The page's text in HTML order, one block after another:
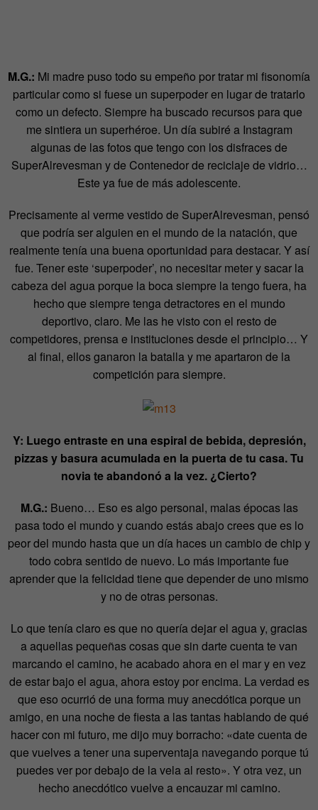
M.G.: Mi madre puso todo su empeño por tratar mi fisonomía
particular como si fuese un superpoder en lugar de tratarlo
como un defecto. Siempre ha buscado recursos para que
me sintiera un superhéroe. Un día subiré a Instagram
algunas de las fotos que tengo con los disfraces de
SuperAlrevesman y de Contenedor de reciclaje de vidrio…
Este ya fue de más adolescente.
Precisamente al verme vestido de SuperAlrevesman, pensó
que podría ser alguien en el mundo de la natación, que
realmente tenía una buena oportunidad para destacar. Y así
fue. Tener este ‘superpoder’, no necesitar meter y sacar la
cabeza del agua porque la boca siempre la tengo fuera, ha
hecho que siempre tenga detractores en el mundo
deportivo, claro. Me las he visto con el resto de
competidores, prensa e instituciones desde el principio… Y
al final, ellos ganaron la batalla y me apartaron de la
competición para siempre.
Y: Luego entraste en una espiral de bebida, depresión,
pizzas y basura acumulada en la puerta de tu casa. Tu
novia te abandonó a la vez. ¿Cierto?
M.G.: Bueno… Eso es algo personal, malas épocas las
pasa todo el mundo y cuando estás abajo crees que es lo
peor del mundo hasta que un día haces un cambio de chip y
todo cobra sentido de nuevo. Lo más importante fue
aprender que la felicidad tiene que depender de uno mismo
y no de otras personas.
Lo que tenía claro es que no quería dejar el agua y, gracias
a aquellas pequeñas cosas que sin darte cuenta te van
marcando el camino, he acabado ahora en el mar y en vez
de estar bajo el agua, ahora estoy por encima. La verdad es
que eso ocurrió de una forma muy anecdótica porque un
amigo, en una noche de fiesta a las tantas hablando de qué
hacer con mi futuro, me dijo muy borracho: «date cuenta de
que vuelves a tener una superventaja navegando porque tú
puedes ver por debajo de la vela al resto». Y otra vez, un
hecho anecdótico vuelve a encauzar mi camino.